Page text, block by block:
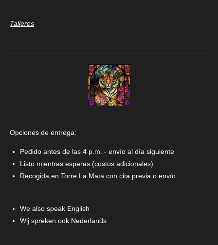
Talleres
Opciones de entrega:
Pedido antes de las 4 p.m. - envío al día siguiente
Listo mientras esperas (costos adicionales)
Recogida en Torre La Mata con cita previa o envío
We also speak English
Wij spreken ook Nederlands